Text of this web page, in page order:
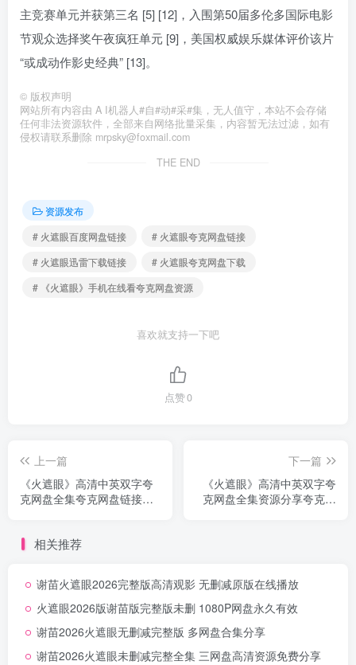
主竞赛单元并获第三名 [5] [12]，入围第50届多伦多国际电影
节观众选择奖午夜疯狂单元 [9]，美国权威娱乐媒体评价该片
“或成动作影史经典” [13]。
© 版权声明
网站所有内容由 A I机器人#自#动#采#集，无人值守，本站不会存储
任何非法资源软件，全部来自网络批量采集，内容暂无法过滤，如有
侵权请联系删除 mrpsky@foxmail.com
THE END
资源发布
# 火遮眼百度网盘链接
# 火遮眼夸克网盘链接
# 火遮眼迅雷下载链接
# 火遮眼夸克网盘下载
# 《火遮眼》手机在线看夸克网盘资源
喜欢就支持一下吧
点赞0
上一篇
《火遮眼》高清中英双字夸
克网盘全集夸克网盘链接无
下一篇
《火遮眼》高清中英双字夸
克网盘全集资源分享夸克网
相关推荐
谢苗火遮眼2026完整版高清观影 无删减原版在线播放
火遮眼2026版谢苗版完整版未删 1080P网盘永久有效
谢苗2026火遮眼无删减完整版 多网盘合集分享
谢苗2026火遮眼未删减完整全集 三网盘高清资源免费分享